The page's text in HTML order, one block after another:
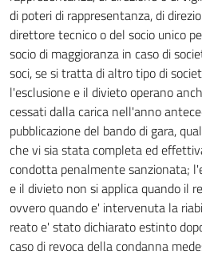
di poteri di rappresentanza, di
direttore tecnico o del socio unico
socio di maggioranza in caso di
soci, se si tratta di altro tipo di
l'esclusione e il divieto operano
cessati dalla carica nell'anno
pubblicazione del bando di gara,
che vi sia stata completa ed
condotta penalmente sanzionata;
e il divieto non si applica quando il
ovvero quando e' intervenuta la
reato e' stato dichiarato estinto
caso di revoca della condanna